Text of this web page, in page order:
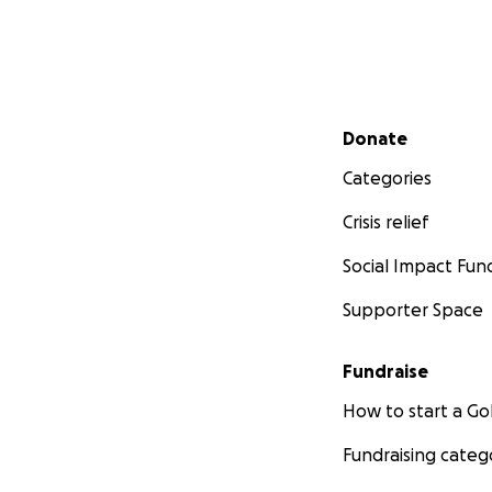
Secondary menu
Donate
Categories
Crisis relief
Social Impact
Supporter Space
Fundraise
How to start a
Fundraising